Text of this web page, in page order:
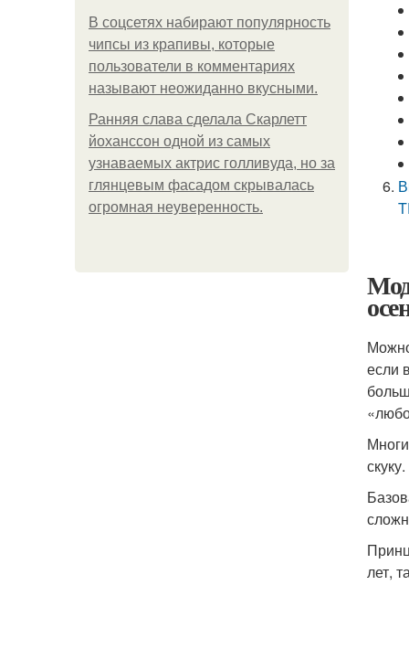
В соцсетях набирают популярность
чипсы из крапивы, которые
пользователи в комментариях
называют неожиданно вкусными.
Ранняя слава сделала Скарлетт
йоханссон одной из самых
узнаваемых актрис голливуда, но за
глянцевым фасадом скрывалась
огромная неуверенность.
если
лет,